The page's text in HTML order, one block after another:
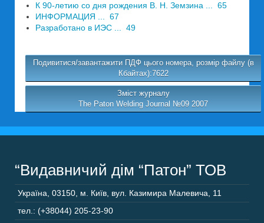
К 90-летию со дня рождения В. Н. Земзина ... 65
ИНФОРМАЦИЯ ... 67
Разработано в ИЭС ... 49
Подивитися/завантажити ПДФ цього номера, розмір файлу (в
Кбайтах):7622
Зміст журналу
The Paton Welding Journal №09 2007
“Видавничий дім “Патон” ТОВ
Україна 03150 м. Київ, вул. Казимира Малевича, 11
тел.: (+38044) 205-23-90